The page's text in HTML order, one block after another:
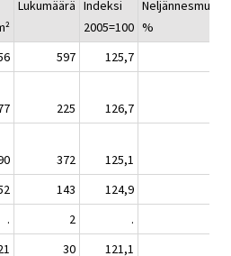
Lukumäärä Indeksi
2005=100 %
597 125,7
225 126,7
372 125,1
143 124,9
. 2
.
30 121,1